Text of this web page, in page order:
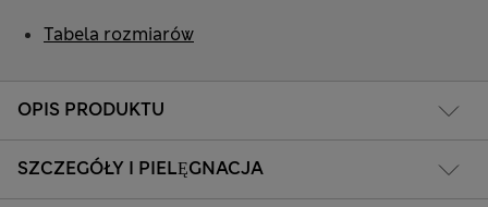
OPIS PRODUKTU
SZCZEGÓŁY I PIELĘGNACJA
Tabela rozmiarów